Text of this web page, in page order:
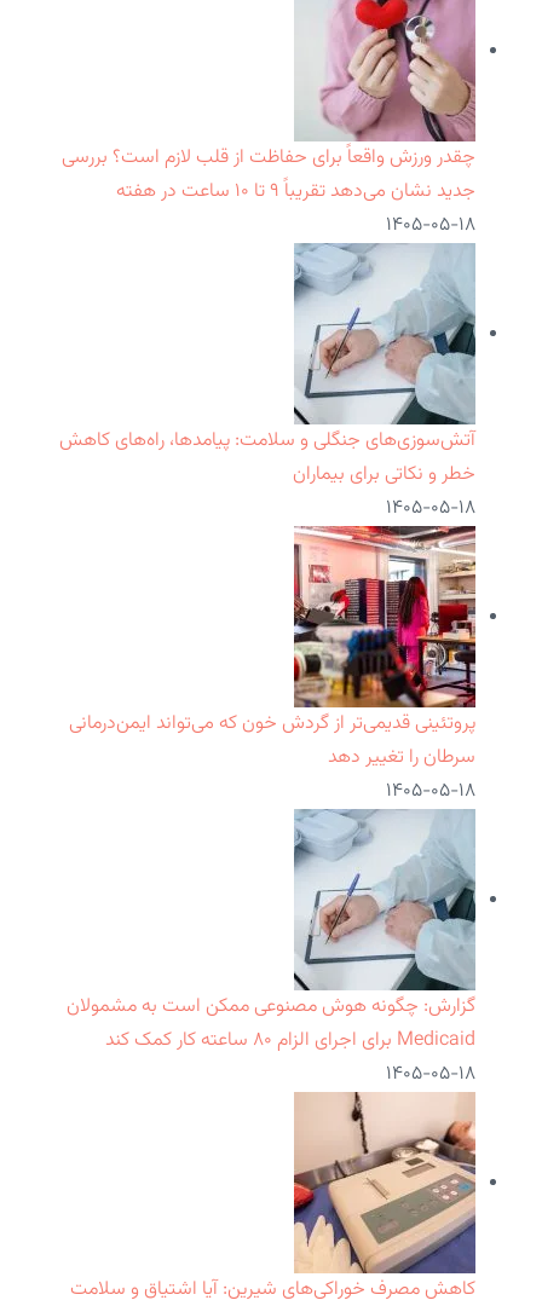
چقدر ورزش واقعاً برای حفاظت از قلب لازم است؟ بررسی
جدید نشان می‌دهد تقریباً ۹ تا ۱۰ ساعت در هفته
۱۴۰۵-۰۵-۱۸
آتش‌سوزی‌های جنگلی و سلامت: پیامدها، راه‌های کاهش
خطر و نکاتی برای بیماران
۱۴۰۵-۰۵-۱۸
پروتئینی قدیمی‌تر از گردش خون که می‌تواند ایمن‌درمانی
سرطان را تغییر دهد
۱۴۰۵-۰۵-۱۸
گزارش: چگونه هوش مصنوعی ممکن است به مشمولان
Medicaid برای اجرای الزام ۸۰ ساعته کار کمک کند
۱۴۰۵-۰۵-۱۸
کاهش مصرف خوراکی‌های شیرین: آیا اشتیاق و سلامت